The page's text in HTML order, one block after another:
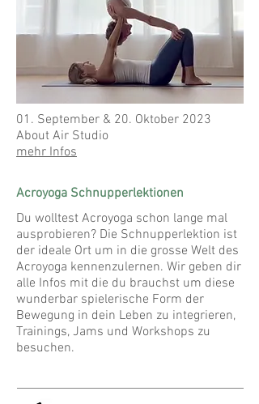
01. September & 20. Oktober 2023
About Air Studio
mehr Infos
Acroyoga Schnupperlektionen
Du wolltest Acroyoga schon lange mal
ausprobieren? Die Schnupperlektion ist
der ideale Ort um in die grosse Welt des
Acroyoga kennenzulernen. Wir geben dir
alle Infos mit die du brauchst um diese
wunderbar spielerische Form der
Bewegung in dein Leben zu integrieren,
Trainings, Jams und Workshops zu
besuchen.